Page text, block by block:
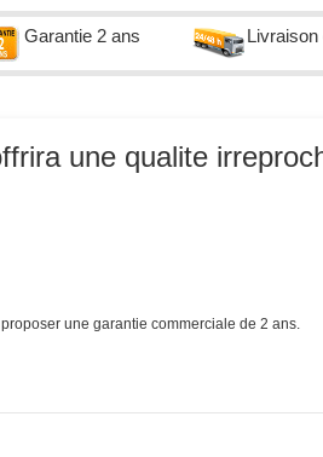
Garantie 2 ans
une qualite
une garantie commerciale de 2 ans.